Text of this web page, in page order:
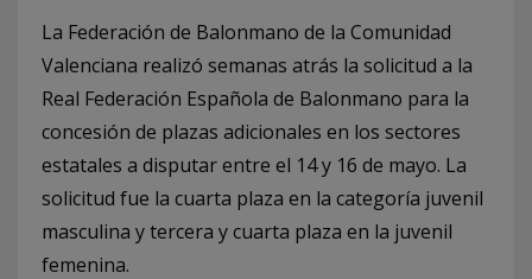
La Federación de Balonmano de la Comunidad
Valenciana realizó semanas atrás la solicitud a la
Real Federación Española de Balonmano para la
concesión de plazas adicionales en los sectores
estatales a disputar entre el 14 y 16 de mayo. La
solicitud fue la cuarta plaza en la categoría juvenil
masculina y tercera y cuarta plaza en la juvenil
femenina.